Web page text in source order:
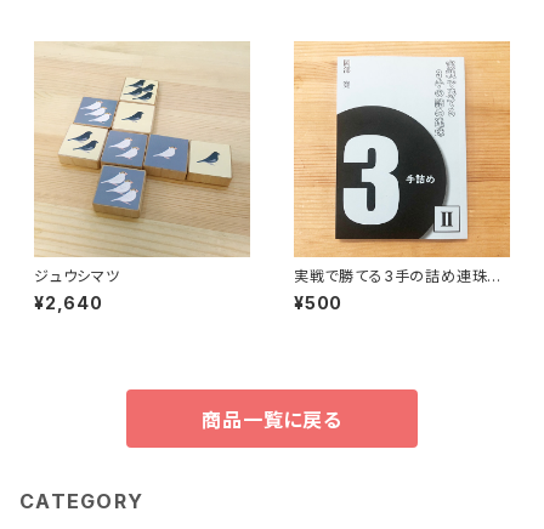
ジュウシマツ
¥2,640
実戦で勝てる3手の詰め連珠Ⅱ
（ステップアップ向け）
¥500
商品一覧に戻る
CATEGORY